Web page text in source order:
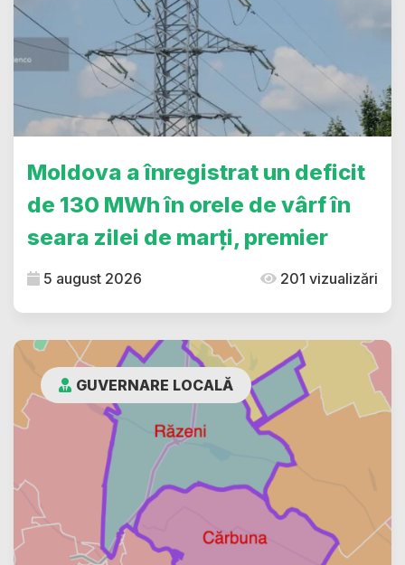
Moldova a înregistrat un deficit
de 130 MWh în orele de vârf în
seara zilei de marți, premier
5 august 2026 201 vizualizări
GUVERNARE LOCALĂ